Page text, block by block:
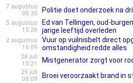
7 augustus
08:35
Politie doet onderzoek na
5 augustus
15:26
Ed van Tellingen, oud-
jarige leeftijd overleden
2 augustus
16:09
Vuur op vuilnisbelt direct
omstandigheid redde alles
26 juli
10:21
Mistgenerator zorgt voor
25 juli
08:09
Broei veroorzaakt brand in